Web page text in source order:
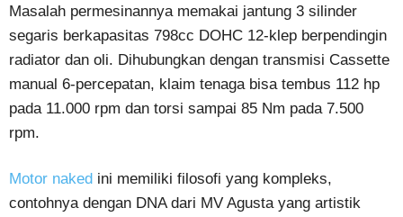
Masalah permesinannya memakai jantung 3 silinder
segaris berkapasitas 798cc DOHC 12-klep berpendingin
radiator dan oli. Dihubungkan dengan transmisi Cassette
manual 6-percepatan, klaim tenaga bisa tembus 112 hp
pada 11.000 rpm dan torsi sampai 85 Nm pada 7.500
rpm.
Motor naked ini memiliki filosofi yang kompleks,
contohnya dengan DNA dari MV Agusta yang artistik